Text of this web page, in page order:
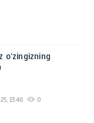
o‘zingizning
13:46 0